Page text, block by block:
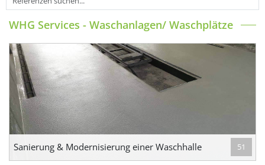
WHG Services - Waschanlagen/ Waschplätze
Sanierung & Modernisierung einer Waschhalle 51